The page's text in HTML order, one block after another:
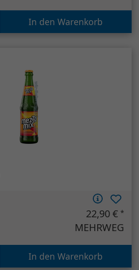
Vilsa Brunnen Naturelle
In den Warenkorb
22,90 € *
MEHRWEG
Mezzo MixIn den Warenkorb